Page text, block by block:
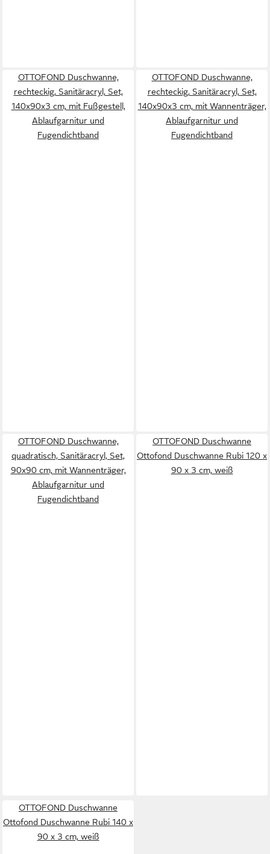
OTTOFOND Duschwanne,
rechteckig, Sanitäracryl, Set,
140x90x3 cm, mit Fußgestell,
Ablaufgarnitur und
Fugendichtband
OTTOFOND Duschwanne,
rechteckig, Sanitäracryl, Set,
140x90x3 cm, mit Wannenträger,
Ablaufgarnitur und
Fugendichtband
OTTOFOND Duschwanne,
quadratisch, Sanitäracryl, Set,
90x90 cm, mit Wannenträger,
Ablaufgarnitur und
Fugendichtband
OTTOFOND Duschwanne
Ottofond Duschwanne Rubi 120 x
90 x 3 cm, weiß
OTTOFOND Duschwanne
Ottofond Duschwanne Rubi 140 x
90 x 3 cm, weiß